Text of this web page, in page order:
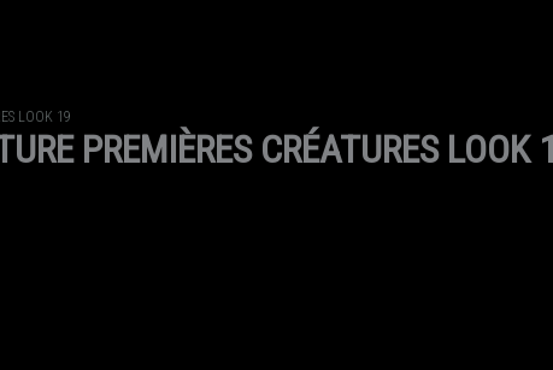
LOOK 19
PREMIÈRES CRÉATURES LOOK